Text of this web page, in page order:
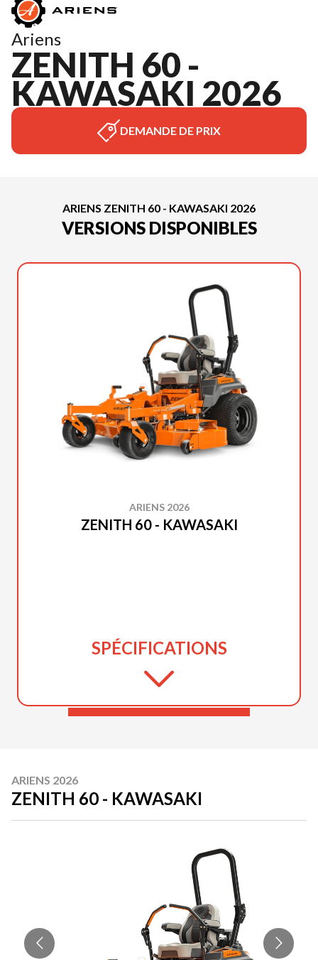
Ariens
ZENITH 60 -
KAWASAKI 2026
DEMANDE DE PRIX
ARIENS ZENITH 60 - KAWASAKI 2026
VERSIONS DISPONIBLES
ARIENS 2026
ZENITH 60 - KAWASAKI
SPÉCIFICATIONS
ARIENS 2026
ZENITH 60 - KAWASAKI